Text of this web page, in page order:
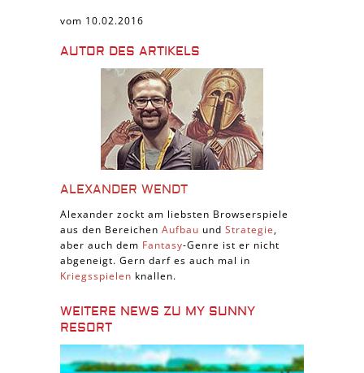
vom 10.02.2016
AUTOR DES ARTIKELS
ALEXANDER WENDT
Alexander zockt am liebsten Browserspiele
aus den Bereichen Aufbau und Strategie,
aber auch dem Fantasy-Genre ist er nicht
abgeneigt. Gern darf es auch mal in
Kriegsspielen knallen.
WEITERE NEWS ZU MY SUNNY
RESORT